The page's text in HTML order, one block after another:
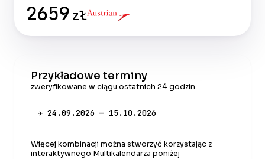
2659 zł
Przykładowe terminy
zweryfikowane w ciągu ostatnich 24 godzin
✈ 24.09.2026 — 15.10.2026
Więcej kombinacji można stworzyć korzystając z
interaktywnego Multikalendarza poniżej